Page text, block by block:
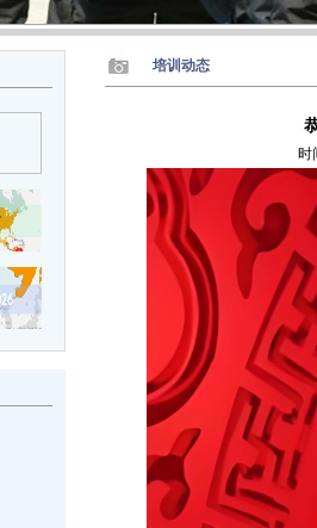
培训动态
时